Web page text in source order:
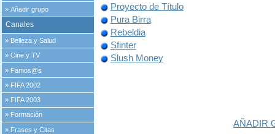
»Añadir grupo
Canales
» Belleza y Salud
»Cine y TV
» Famos@s
» FIFA 2002
» FIFA 2003
» Formación
» Frases y Citas
Proyecto de Título
Pura Birra
Rebeldia
Sfinter
Slush Money
AÑADIR